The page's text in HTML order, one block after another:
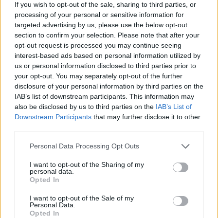
If you wish to opt-out of the sale, sharing to third parties, or
processing of your personal or sensitive information for
targeted advertising by us, please use the below opt-out
section to confirm your selection. Please note that after your
opt-out request is processed you may continue seeing
interest-based ads based on personal information utilized by
us or personal information disclosed to third parties prior to
your opt-out. You may separately opt-out of the further
disclosure of your personal information by third parties on the
IAB’s list of downstream participants. This information may
also be disclosed by us to third parties on the IAB’s List of
Downstream Participants that may further disclose it to other
Please note that this website/app uses one or more Google
not limited to your visit or usage behaviour. You may click to
grant or deny consent to Google and its third-party tags to
use your data for below specified purposes in below Google
consent section.
Personal Data Processing Opt Outs
I want to opt-out of the Sharing of my
personal data.
Opted In
I want to opt-out of the Sale of my
Personal Data.
Opted In
Indonézia, amelynek nincsenek hivatalos
diplomáciai kapcsolatai Izraellel,diszkrét
tárgyalásokatfolytatott izraeli
tisztviselőkkel, hogy lehetővé tegye a
kezdeményezés megvalósulását. Bár Izrael és
Indonézia hivatalosan nem szövetségesek, a
két ország között egyre nagyobb
kereskedelmi és turisztikai cserekapcsolatok
vannak. Indonézia a Gazdasági
Együttműködési és Fejlesztési Szervezet
késztette, hogy a csoporthoz való
csatlakozás kritériumainak részeként
diplomáciai kapcsolatokra törekedjen minden
tagországgal, így Izraellel is.